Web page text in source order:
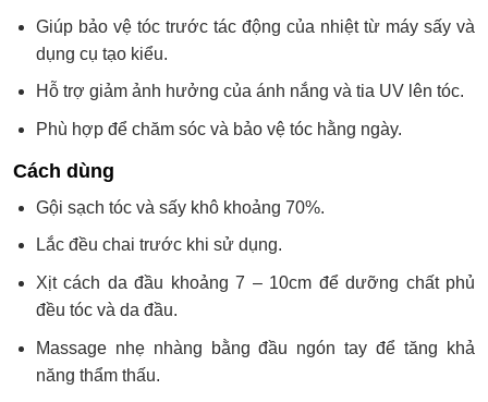
Giúp bảo vệ tóc trước tác động của nhiệt từ máy sấy và
dụng cụ tạo kiểu.
Hỗ trợ giảm ảnh hưởng của ánh nắng và tia UV lên tóc.
Phù hợp để chăm sóc và bảo vệ tóc hằng ngày.
Cách dùng
Gội sạch tóc và sấy khô khoảng 70%.
Lắc đều chai trước khi sử dụng.
Xịt cách da đầu khoảng 7 – 10cm để dưỡng chất phủ
đều tóc và da đầu.
Massage nhẹ nhàng bằng đầu ngón tay để tăng khả
năng thẩm thấu.